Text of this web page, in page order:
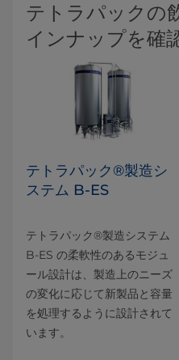
テトラパックの
インナップを確
テトラパック®製造シ
ステム B-ES
テトラパック®製造システム
B-ES の柔軟性のあるモジュ
ール設計は、製造上のニーズ
の変化に応じて新製品と容量
を処理するように設計されて
います。